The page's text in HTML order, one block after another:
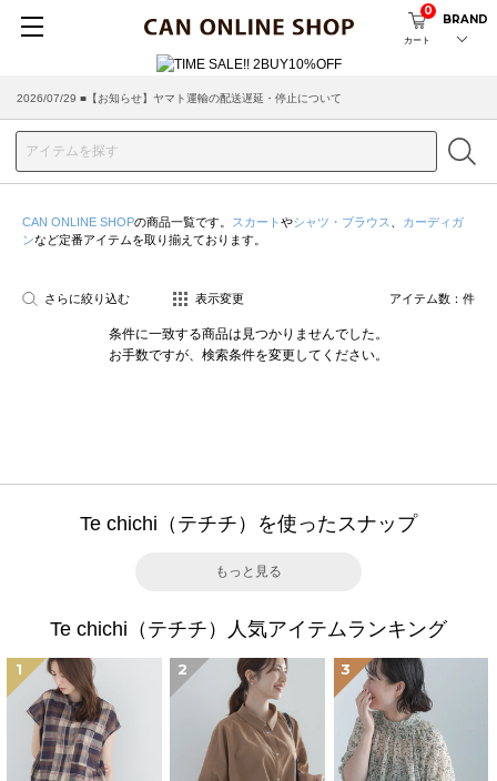
カート
0
BRAND
2026/07/29 ■【お知らせ】ヤマト運輸の配送遅延・停止について
CAN ONLINE SHOPの商品一覧です。 スカート やシャツ・ブラウス
カーディガ
ンなど定番アイテムを取り揃えております。
さらに絞り込む 表示変更 アイテム数： 件
条件に一致する商品は見つかりませんでした。
お手数ですが、検索条件を変更してください。
Te chichi（テチチ）を使ったスナップ
もっと見る
Te chichi（テチチ）人気アイテムランキング
1 2 3